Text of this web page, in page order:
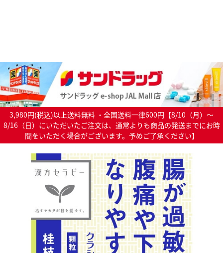
3,980円(税込)以上送料無料 ・全国送料一律600円【8/10（月）～
8/16（日）にいただいたご注文は、通常よりも商品の発送までにお時
間をいただく場合がございます。予めご了承ください】